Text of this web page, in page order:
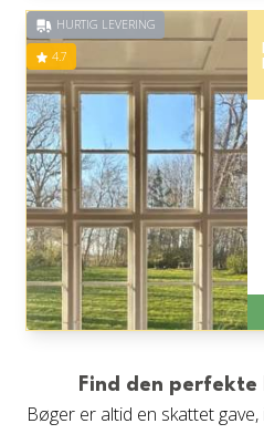
HURTIG LEVERING
4.7
Find den
Bøger er altid en skattet